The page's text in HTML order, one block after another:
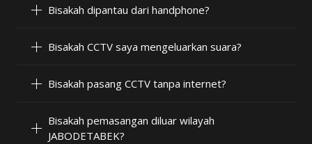
Bisakah dipantau dari handphone?
Bisakah CCTV saya mengeluarkan suara?
Bisakah pasang CCTV tanpa internet?
Bisakah pemasangan diluar wilayah
JABODETABEK?